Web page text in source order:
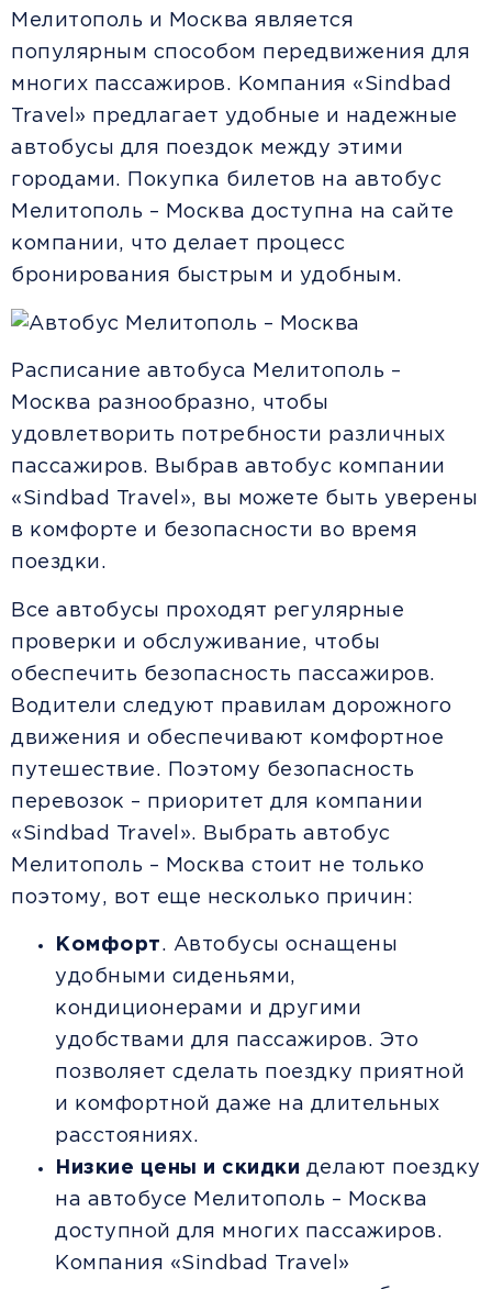
Мелитополь и Москва является
популярным способом передвижения для
многих пассажиров. Компания «Sindbad
Travel» предлагает удобные и надежные
автобусы для поездок между этими
городами. Покупка билетов на автобус
Мелитополь – Москва доступна на сайте
компании, что делает процесс
бронирования быстрым и удобным.
Расписание автобуса Мелитополь –
Москва разнообразно, чтобы
удовлетворить потребности различных
пассажиров. Выбрав автобус компании
«Sindbad Travel», вы можете быть уверены
в комфорте и безопасности во время
поездки.
Все автобусы проходят регулярные
проверки и обслуживание, чтобы
обеспечить безопасность пассажиров.
Водители следуют правилам дорожного
движения и обеспечивают комфортное
путешествие. Поэтому безопасность
перевозок – приоритет для компании
«Sindbad Travel». Выбрать автобус
Мелитополь – Москва стоит не только
поэтому, вот еще несколько причин:
Комфорт. Автобусы оснащены
удобными сиденьями,
кондиционерами и другими
удобствами для пассажиров. Это
позволяет сделать поездку приятной
и комфортной даже на длительных
расстояниях.
Низкие цены и скидки делают поездку
на автобусе Мелитополь – Москва
доступной для многих пассажиров.
Компания «Sindbad Travel»